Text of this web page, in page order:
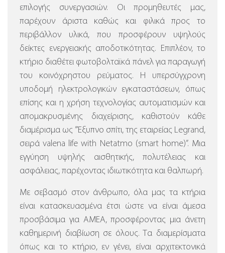
επιλογής συνεργασιών. Οι προμηθευτές μας,
παρέχουν άριστα καθώς και φιλικά προς το
περιβάλλον υλικά, που προσφέρουν υψηλούς
δείκτες ενεργειακής αποδοτικότητας. Επιπλέον, το
κτήριο διαθέτει φωτοβολταϊκά πάνελ για παραγωγή
του κοινόχρηστου ρεύματος. Η υπερσύγχρονη
υποδομή ηλεκτρολογικών εγκαταστάσεων, όπως
επίσης και η χρήση τεχνολογίας αυτοματισμών και
απομακρυσμένης διαχείρισης, καθιστούν κάθε
διαμέρισμα ως ”Έξυπνο σπίτι, της εταιρείας Legrand,
σειρά valena life with Netatmo (smart home)”. Μια
εγγύηση υψηλής αισθητικής, πολυτέλειας και
ασφάλειας, παρέχοντας ιδιωτικότητα και θαλπωρή.
Με σεβασμό στον άνθρωπο, όλα μας τα κτήρια
είναι κατασκευασμένα έτσι ώστε να είναι άμεσα
προσβάσιμα για ΑΜΕΑ, προσφέροντας μια άνετη
καθημερινή διαβίωση σε όλους. Τα διαμερίσματα
όπως και το κτήριο, εν γένει, είναι αρχιτεκτονικά